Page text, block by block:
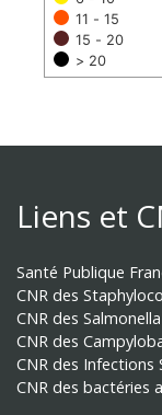
11 - 15
15 - 20
> 20
Liens et
Santé Publique
CNR des
CNR des Salmonella
CNR des
CNR des Infections
CNR des bactéries